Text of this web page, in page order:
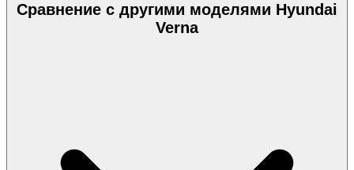
Сравнение с другими моделями Hyundai
Verna